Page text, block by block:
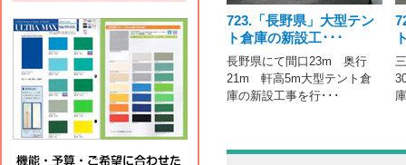
723.「長野県」大型テン
ト倉庫の新設工･･･
長野県にて間口23m 奥行
21m 軒高5m大型テント倉
庫の新設工事を行･･･